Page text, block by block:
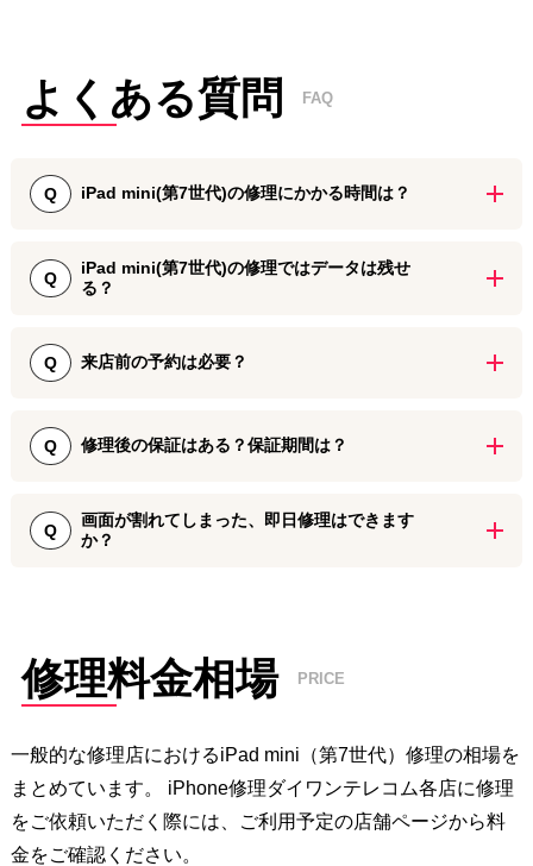
よくある質問 FAQ
Q iPad mini(第7世代)の修理にかかる時間は？
にもよりますが2時間ほどの作業で修理が完了いたします。お急ぎの
場合にはある程度時間を短縮することも可能となっておりますの
状況などによっては余分に時間を頂く場合がございますので、あら
かじめご予約をいただけますとスムーズに修理をご案内することが
Q
iPad mini(第7世代)の修理ではデータは残せ
る？
まま残した状態でiPhoneをお返しいたします。データの削除や初期
化等は行いませんので、バックアップが取れていない方でもお気軽
Q 来店前の予約は必要？
来店でもすぐに受付いたしますので、お気軽にご来店ください。 た
だし、iPadシリーズの修理に必要なパーツについては在庫が用意で
い合わせいただけますとスムーズに修理をご案内することができま
す。
Q 修理後の保証はある？保証期間は？
るパーツの検品や修理後の動作確認を実施しておりますが、万が一
初期不良と思われる症状がございましたら、不具合が生じたパーツ
Q
画面が割れてしまった、即日修理はできます
か？
パーツ在庫がない場合がございます。ご来店前に店舗までご連絡く
ださい。
修理料金相場 PRICE
一般的な修理店におけるiPad mini（第7世代） 修理の相場を
まとめています。 iPhone修理ダイワンテレコム各店に修理
をご依頼いただく際には、ご利用予定の店舗ページから料
金をご確認ください。